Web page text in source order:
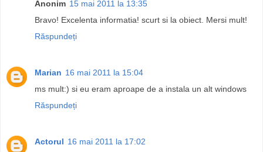
Anonim 15 mai 2011 la 13:35
Bravo! Excelenta informatia! scurt si la obiect. Mersi mult!
Răspundeți
Marian 16 mai 2011 la 15:04
ms mult:) si eu eram aproape de a instala un alt windows
Răspundeți
Actorul 16 mai 2011 la 17:02